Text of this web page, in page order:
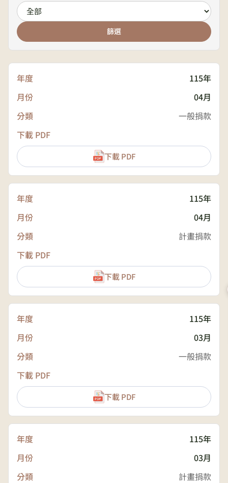
篩選
115年
04月
一般捐款
下載 PDF
115年
04月
計畫捐款
下載 PDF
115年
03月
一般捐款
下載 PDF
115年
03月
計畫捐款